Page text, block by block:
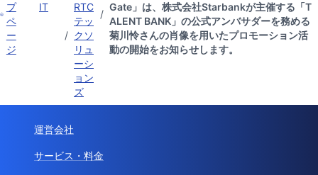
プ
ペ
ー
ジ
IT
/
RTC
テッ
クソ
リュ
ーシ
ョン
ズ
/
Gate」は、株式会社Starbankが主催する「T
ALENT BANK」の公式アンバサダーを務める
菊川怜さんの肖像を用いたプロモーション活
動の開始をお知らせします。
運営会社
サービス・料金